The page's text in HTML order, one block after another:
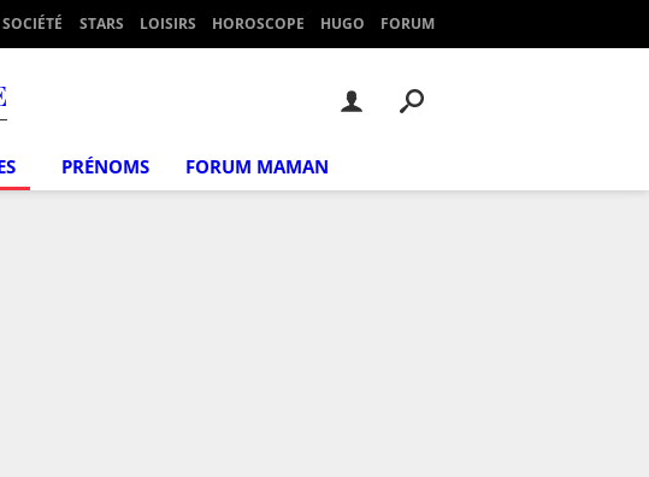
SOCIÉTÉ STARS LOISIRS HOROSCOPE HUGO FORUM
PRÉNOMS FORUM MAMAN